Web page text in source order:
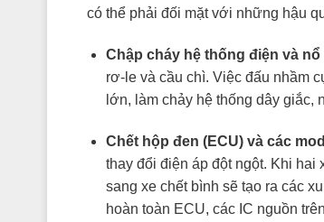
có thể phải đối mặt với những hậu
Chập cháy hệ thống điện và
rơ-le và cầu chì. Việc đấu nhầm
lớn, làm chảy hệ thống dây giắc,
Chết hộp đen (ECU) và các
thay đổi điện áp đột ngột. Khi hai
sang xe chết bình sẽ tạo ra các
hoàn toàn ECU, các IC nguồn